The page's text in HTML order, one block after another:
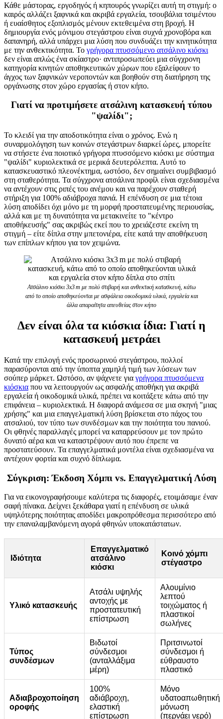
Κάθε μάστορας, εργοδηγός ή κηπουρός γνωρίζει αυτή τη στιγμή: ο
καιρός αλλάζει ξαφνικά και ακριβά εργαλεία, τσουβάλια τσιμέντου
ή ευαίσθητος εξοπλισμός μένουν εκτεθειμένα στη βροχή. Η
δημιουργία ενός μόνιμου στεγάστρου είναι συχνά χρονοβόρα και
δαπανηρή, αλλά υπάρχει μια λύση που συνδυάζει την κινητικότητα
με την ανθεκτικότητα. Το γρήγορα πτυσσόμενο ατσάλινο κιόσκι
δεν είναι απλώς ένα σκίαστρο· αντιπροσωπεύει μια σύγχρονη
κατηγορία κινητών αποθηκευτικών χώρων που εξαλείφουν το
άγχος των ξαφνικών νεροποντών και βοηθούν στη διατήρηση της
οργάνωσης στον χώρο εργασίας ή στον κήπο.
Γιατί να προτιμήσετε ατσάλινη κατασκευή τύπου
"ψαλίδι";
Το κλειδί για την αποδοτικότητα είναι ο χρόνος. Ενώ η
συναρμολόγηση των κοινών στεγάστρων διαρκεί ώρες, μπορείτε
να στήσετε ένα ποιοτικό γρήγορα πτυσσόμενο κιόσκι με σύστημα
"ψαλίδι" κυριολεκτικά σε μερικά δευτερόλεπτα. Αυτό το
κατασκευαστικό πλεονέκτημα, ωστόσο, δεν σημαίνει συμβιβασμό
στη σταθερότητα. Τα σύγχρονα ατσάλινα προφίλ είναι σχεδιασμένα
να αντέχουν στις ριπές του ανέμου και να παρέχουν σταθερή
στήριξη για 100% αδιάβροχα πανιά. Η επένδυση σε μια τέτοια
λύση αποδίδει όχι μόνο με τη μορφή προστατευμένης περιουσίας,
αλλά και με τη δυνατότητα να μετακινείτε το "κέντρο
αποθήκευσής" σας ακριβώς εκεί που το χρειάζεστε εκείνη τη
στιγμή – είτε δίπλα στην μπετονιέρα, είτε κατά την αποθήκευση
των επίπλων κήπου για τον χειμώνα.
Ατσάλινο κιόσκι 3x3 m με πολύ στιβαρή και ανθεκτική κατασκευή, κάτω
από το οποίο αποθηκεύονται με ασφάλεια οικοδομικά υλικά, εργαλεία και
άλλα απαραίτητα απευθείας στον κήπο
Δεν είναι όλα τα κιόσκια ίδια: Γιατί η
κατασκευή μετράει
Κατά την επιλογή ενός προσωρινού στεγάστρου, πολλοί
παρασύρονται από την ύποπτα χαμηλή τιμή των λύσεων των
σούπερ μάρκετ. Ωστόσο, αν ψάχνετε για γρήγορα πτυσσόμενα
κιόσκια που να λειτουργούν ως ασφαλής αποθήκη για ακριβά
εργαλεία ή οικοδομικά υλικά, πρέπει να κοιτάξετε κάτω από την
επιφάνεια – κυριολεκτικά. Η διαφορά ανάμεσα σε μια σκηνή "μιας
χρήσης" και μια επαγγελματική λύση βρίσκεται στο πάχος του
ατσαλιού, τον τύπο των συνδέσμων και την ποιότητα του πανιού.
Οι φθηνές παραλλαγές μπορεί να καταρρεύσουν με τον πρώτο
δυνατό αέρα και να καταστρέψουν αυτό που έπρεπε να
προστατεύσουν. Τα επαγγελματικά μοντέλα είναι σχεδιασμένα να
αντέχουν φορτία και συχνό δίπλωμα.
Σύγκριση: Έκδοση Χόμπι vs. Επαγγελματική Λύση
Για να εικονογραφήσουμε καλύτερα τις διαφορές, ετοιμάσαμε έναν
σαφή πίνακα. Δείχνει ξεκάθαρα γιατί η επένδυση σε υλικά
υψηλότερης ποιότητας αποδίδει μακροπρόθεσμα περισσότερο από
την επαναλαμβανόμενη αγορά φθηνών υποκατάστατων.
Ιδιότητα
Επαγγελματικό
ατσάλινο
κιόσκι
Κοινό χόμπι
στέγαστρο
Υλικό κατασκευής
Ατσάλι υψηλής
αντοχής με
προστατευτική
επίστρωση
Αλουμίνιο
λεπτού
τοιχώματος ή
πλαστικοί
σωλήνες
Τύπος
συνδέσμων
Βιδωτοί
σύνδεσμοι
(ανταλλάξιμα
μέρη)
Πριτσινωτοί
σύνδεσμοι ή
εύθραυστο
πλαστικό
Αδιαβροχοποίηση
οροφής
100%
αδιάβροχη,
ελαστική
επίστρωση
Μόνο
υδατοαπωθητική
μόνωση
(περνάει νερό)